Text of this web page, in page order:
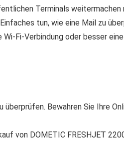
Terminals weitermachen
tun, wie eine Mail zu
Fi-Verbindung oder besser
Bewahren Sie Ihre
von DOMETIC FRESHJET